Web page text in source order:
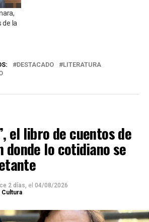
de la
DESTACADO
LITERATURA
el libro de cuentos de
donde lo cotidiano se
2 días, el 04/08/2026